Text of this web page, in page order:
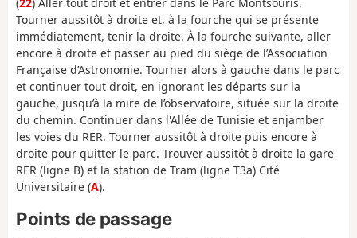
Tourner aussitôt à droite et, à la fourche qui se présente
immédiatement, tenir la droite. À la fourche suivante, aller
encore à droite et passer au pied du siège de l’Association
Française d’Astronomie. Tourner alors à gauche dans le parc
et continuer tout droit, en ignorant les départs sur la
gauche, jusqu’à la mire de l’observatoire, située sur la droite
du chemin. Continuer dans l'Allée de Tunisie et enjamber
les voies du RER. Tourner aussitôt à droite puis encore à
droite pour quitter le parc. Trouver aussitôt à droite la gare
RER (ligne B) et la station de Tram (ligne T3a) Cité
Universitaire (A).
Points de passage